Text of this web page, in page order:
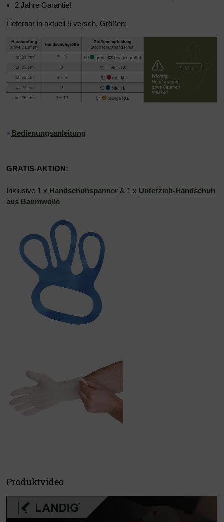
2 Jahre Garantie!
Lieferbar in aktuell 5 versch. Größen:
Bedienungsanleitung
GRATIS-AKTION:
Inklusive 1 x Handschuhspanner & 1 x Unterzieh-Handschuh
aus Baumwolle
Produktvideo